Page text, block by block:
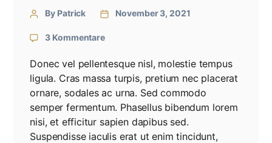
By Patrick November 3, 2021
3 Kommentare
Donec vel pellentesque nisl, molestie tempus
ligula. Cras massa turpis, pretium nec placerat
ornare, sodales ac urna. Sed commodo
semper fermentum. Phasellus bibendum lorem
nisi, et efficitur sapien dapibus sed.
Suspendisse iaculis erat ut enim tincidunt,